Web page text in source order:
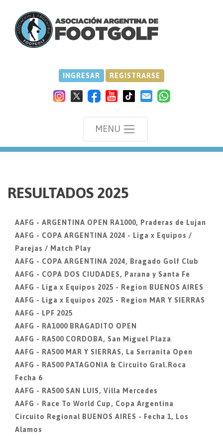
INGRESAR REGISTRARSE
MENU
RESULTADOS 2025
AAFG - ARGENTINA OPEN RA1000, Praderas de Lujan
AAFG - COPA ARGENTINA 2024 - Liga x Equipos /
Parejas / Match Play
AAFG - COPA ARGENTINA 2024, Bragado Golf Club
AAFG - COPA DOS CIUDADES, Parana y Santa Fe
AAFG - Liga x Equipos 2025 - Region BUENOS AIRES
AAFG - Liga x Equipos 2025 - Region MAR Y SIERRAS
AAFG - LPF 2025
AAFG - RA1000 BRAGADITO OPEN
AAFG - RA500 CORDOBA, San Miguel Plaza
AAFG - RA500 MAR Y SIERRAS, La Serranita Open
AAFG - RA500 PATAGONIA & Circuito Gral.Roca
Fecha 6
AAFG - RA500 SAN LUIS, Villa Mercedes
AAFG - Race To World Cup, Copa Argentina
Circuito Regional BUENOS AIRES - Fecha 1, Los
Alamos